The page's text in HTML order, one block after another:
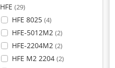
HFE (29)
HFE 8025 (4)
HFE-5012M2 (2)
HFE-2204M2 (2)
HFE M2 2204 (2)